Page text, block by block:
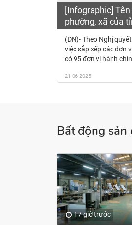
[Infographic]
phường, xã của
(ĐN)- Theo Nghị
việc sắp xếp các đơn
có 95 đơn vị hành
21-06-2025
Bất động sản
17 giờ trước